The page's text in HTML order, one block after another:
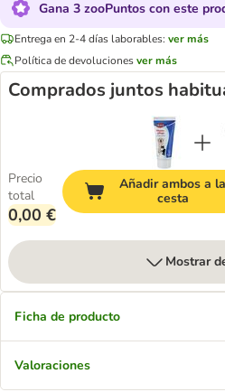
Gana 3 zooPuntos con este
Entrega en 2-4 días laborables: ver más
Política de devolucionesver más
Comprados juntos
Precio
total
0,00 €
Añadir ambos a la
cesta
Mostrar
Ficha de producto
Valoraciones